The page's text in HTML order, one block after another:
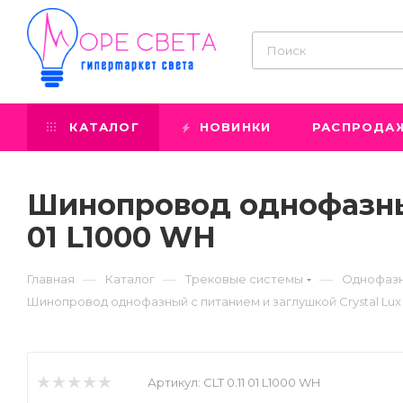
КАТАЛОГ НОВИНКИ
Шинопровод
01 L1000 WH
Главная — Каталог — Трековые системы —
Шинопровод однофазный с питанием и заглушкой Crystal Lux
Артикул: CLT 0.11 01 L1000 WH